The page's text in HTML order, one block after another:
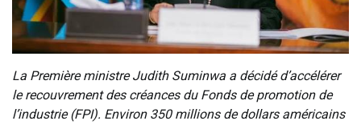
La Première ministre Judith Suminwa a décidé d’accélérer
le recouvrement des créances du Fonds de promotion de
l’industrie (FPI). Environ 350 millions de dollars américains